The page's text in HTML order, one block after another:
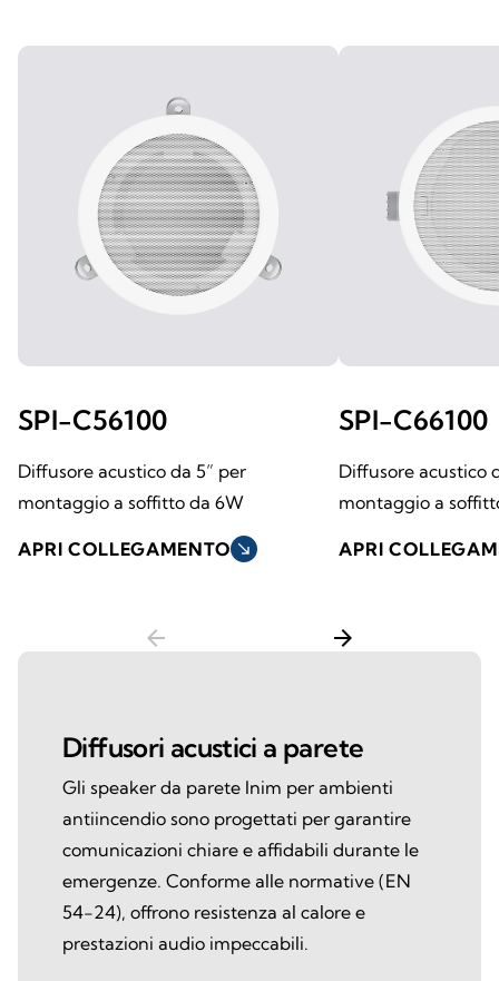
SPI-C56100
Diffusore acustico da 5” per
montaggio a soffitto da 6W
APRI COLLEGAMENTO south_east
SPI-C66100
Diffusore acustico
montaggio a
APRI
arrow_back arrow_forward
Diffusori acustici a parete
Gli speaker da parete Inim per ambienti
antiincendio sono progettati per garantire
comunicazioni chiare e affidabili durante le
emergenze. Conforme alle normative (EN
54-24), offrono resistenza al calore e
prestazioni audio impeccabili.